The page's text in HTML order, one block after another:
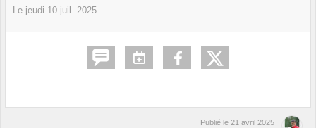
Le jeudi 10 juil. 2025
Publié le 21 avril 2025